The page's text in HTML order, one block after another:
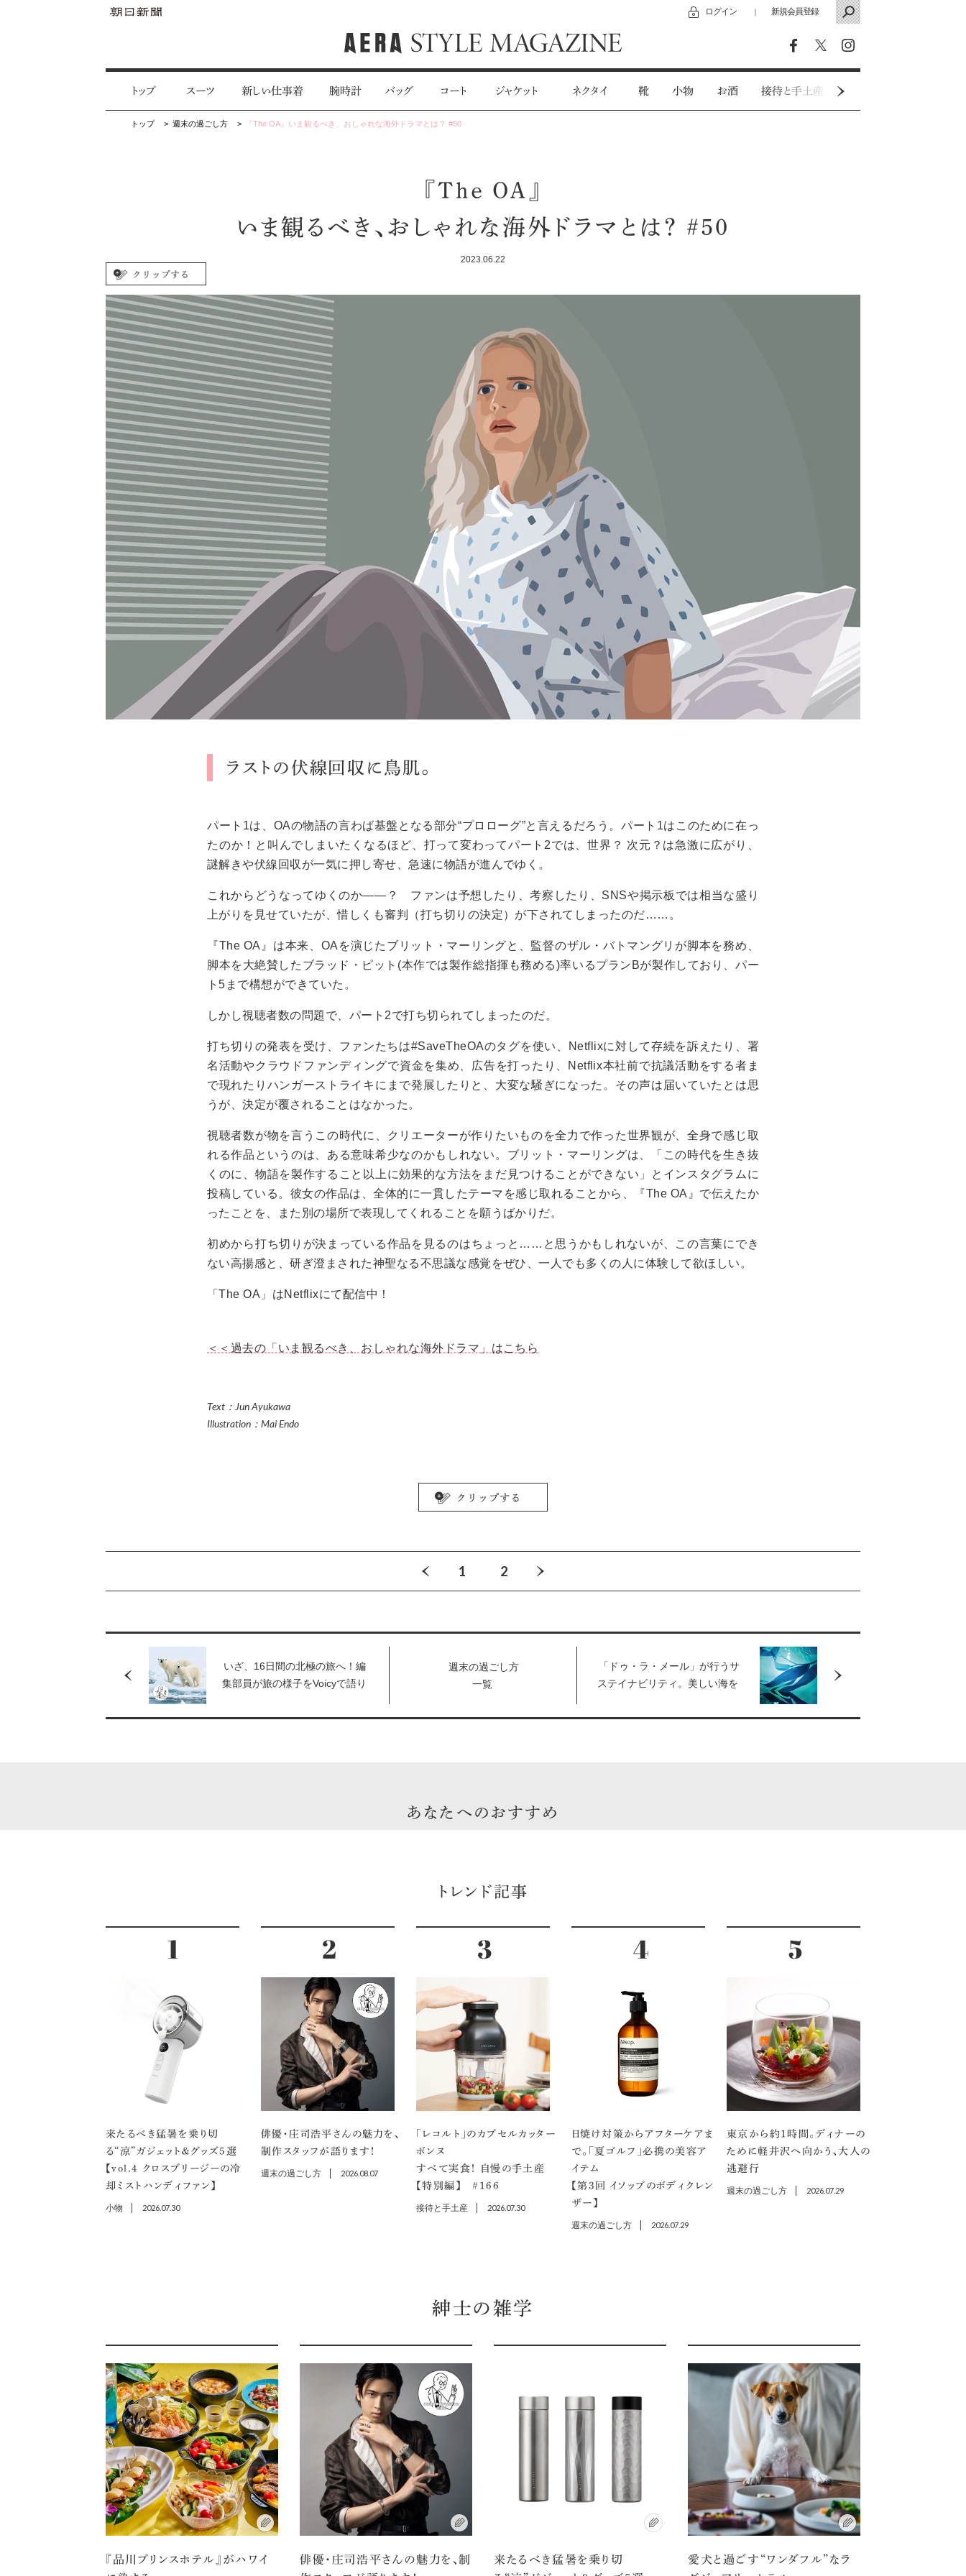
ログイン ｜ 新規会員登録
トップ スーツ 新しい仕事着 腕時計 バッグ コート ジャケット ネクタイ 靴 小物 お酒 接待と手土産
トップ 週末の過ごし方 『The OA』いま観るべき、おしゃれな海外ドラマとは？ #50
『The OA』
いま観るべき、おしゃれな海外ドラマとは？ #50
2023.06.22
ラストの伏線回収に鳥肌。
パート1は、OAの物語の言わば基盤となる部分“プロローグ”と言えるだろう。パート1はこのために在っ
たのか！と叫んでしまいたくなるほど、打って変わってパート2では、世界？ 次元？は急激に広がり、
謎解きや伏線回収が一気に押し寄せ、急速に物語が進んでゆく。
これからどうなってゆくのか――？ ファンは予想したり、考察したり、SNSや掲示板では相当な盛り
上がりを見せていたが、惜しくも審判（打ち切りの決定）が下されてしまったのだ……。
『The OA』は本来、OAを演じたブリット・マーリングと、監督のザル・バトマングリが脚本を務め、
脚本を大絶賛したブラッド・ピット(本作では製作総指揮も務める)率いるプランBが製作しており、パー
ト5まで構想ができていた。
しかし視聴者数の問題で、パート2で打ち切られてしまったのだ。
打ち切りの発表を受け、ファンたちは#SaveTheOAのタグを使い、Netflixに対して存続を訴えたり、署
名活動やクラウドファンディングで資金を集め、広告を打ったり、Netflix本社前で抗議活動をする者ま
で現れたりハンガーストライキにまで発展したりと、大変な騒ぎになった。その声は届いていたとは思
うが、決定が覆されることはなかった。
視聴者数が物を言うこの時代に、クリエーターが作りたいものを全力で作った世界観が、全身で感じ取
れる作品というのは、ある意味希少なのかもしれない。ブリット・マーリングは、「この時代を生き抜
くのに、物語を製作すること以上に効果的な方法をまだ見つけることができない」とインスタグラムに
投稿している。彼女の作品は、全体的に一貫したテーマを感じ取れることから、『The OA』で伝えたか
ったことを、また別の場所で表現してくれることを願うばかりだ。
初めから打ち切りが決まっている作品を見るのはちょっと……と思うかもしれないが、この言葉にでき
ない高揚感と、研ぎ澄まされた神聖なる不思議な感覚をぜひ、一人でも多くの人に体験して欲ほしい。
「The OA」はNetflixにて配信中！
＜＜過去の「いま観るべき、おしゃれな海外ドラマ」はこちら
Text：Jun Ayukawa
Illustration：Mai Endo
1 2
いざ、16日間の北極の旅へ！編
集部員が旅の様子をVoicyで語り
週末の過ごし方
一覧
「ドゥ・ラ・メール」が行うサ
ステイナビリティ。美しい海を
して、6/25（日）にビーチクリ
あなたへのおすすめ
トレンド記事
来たるべき猛暑を乗り切
る“涼”ガジェット＆グッズ5選
【vol.４ クロスブリージーの冷
却ミストハンディファン】
小物 2026.07.30
俳優・庄司浩平さんの魅力を、
制作スタッフが語ります！
週末の過ごし方 2026.08.07
「レコルト」のカプセルカッター
ボンヌ
すべて実食！ 自慢の手土産
【特別編】 ＃166
接待と手土産 2026.07.30
日焼け対策からアフターケアま
で。「夏ゴルフ」必携の美容ア
イテム
【第3回 イソップのボディクレン
ザー】
週末の過ごし方 2026.07.29
東京から約1時間。ディナーの
ために軽井沢へ向かう、大人の
逃避行
週末の過ごし方 2026.07.29
紳士の雑学
『品川プリンスホテル』がハワイ
俳優・庄司浩平さんの魅力を、制
来たるべき猛暑を乗り切
愛犬と過ごす“ワンダフル”なラ